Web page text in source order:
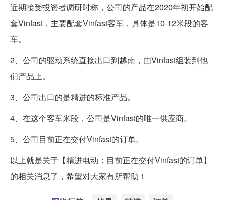
近期接受投资者调研时称，公司的产品在2020年初开始配
套Vinfast，主要配套Vinfast客车，具体是10-12米段的客
车。
2、公司的驱动系统直接出口到越南，由Vinfast组装到他
们产品上。
3、公司出口的是精进的标准产品。
4、在这个客车米段，公司是Vinfast的唯一供应商。
5、公司目前正在交付Vinfast的订单。
以上就是关于【精进电动：目前正在交付Vinfast的订单】
的相关消息了，希望对大家有所帮助！